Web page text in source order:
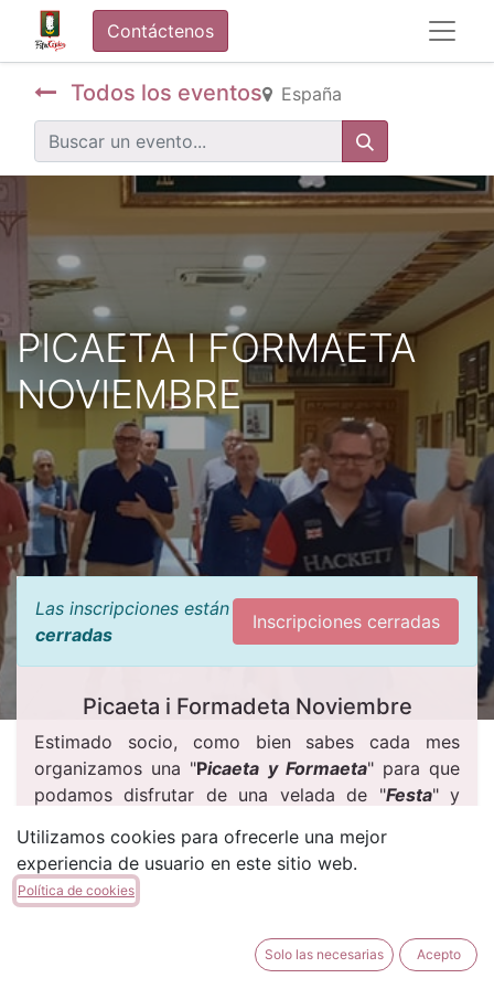
Contáctenos
Todos los eventos España
PICAETA I FORMAETA
NOVIEMBRE
Las inscripciones están
cerradas
Inscripciones cerradas
Picaeta i Formadeta Noviembre
Estimado socio, como bien sabes cada mes
organizamos una "Picaeta y Formaeta" para que
podamos disfrutar de una velada de "Festa" y
Esta"Formaeta"esta pensada para todos aquellos
que quieras realizar la
podemos hacer en un ensayo.
Utilizamos cookies para ofrecerle una mejor
experiencia de usuario en este sitio web.
Política de cookies
Solo las necesarias Acepto